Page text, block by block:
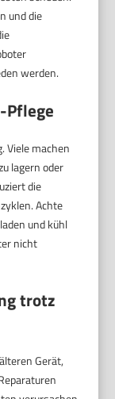
und die
werden.
Pflege
Viele machen
lagern oder
die
Achte
und kühl
nicht
trotz
Gerät,